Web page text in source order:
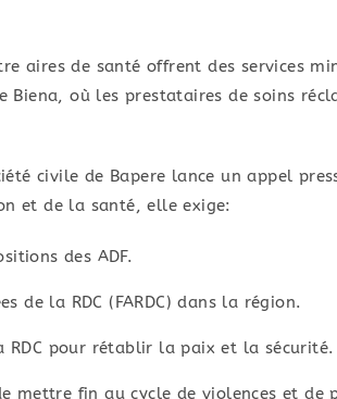
aires de santé offrent des services
Biena, où les prestataires de soins
civile de Bapere lance un appel
et de la santé, elle exige:
des ADF.
de la RDC (FARDC) dans la région.
RDC pour rétablir la paix et la sécurité.
mettre fin au cycle de violences et